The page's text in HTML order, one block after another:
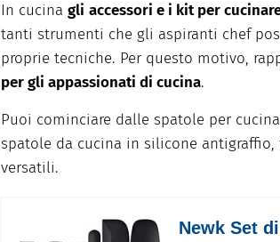
In cucina gli accessori e i kit per
tanti strumenti che gli aspiranti chef
proprie tecniche. Per questo motivo,
per gli appassionati di cucina.
Puoi cominciare dalle spatole per
spatole da cucina in silicone
versatili.
Newk Set